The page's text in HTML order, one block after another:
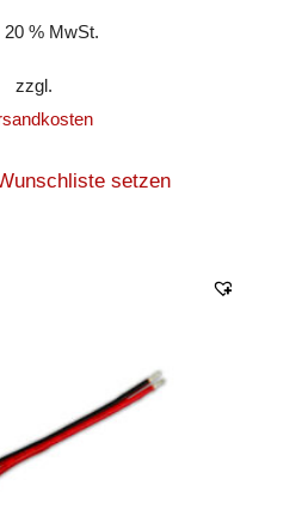
20 % MwSt.
zzgl.
setzen